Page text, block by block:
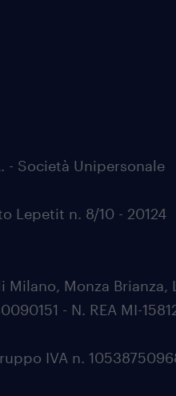
- Società Unipersonale
Lepetit n. 8/10 - 20124
Milano, Monza Brianza,
- N. REA MI-
IVA n.